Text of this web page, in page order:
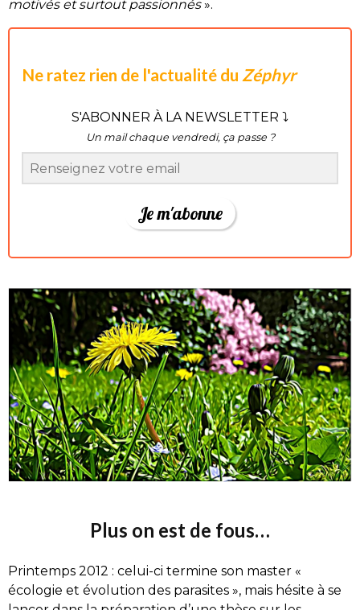
motivés et surtout passionnés».
Ne ratez rien de l'actualité du Zéphyr
S'ABONNER À LA NEWSLETTER ⤵
Un mail chaque vendredi, ça passe ?
Je m'abonne
Plus on est de fous…
Printemps 2012 : celui-ci termine son master «
écologie et évolution des parasites », mais hésite à se